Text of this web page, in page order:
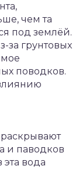
чем та
под землёй.
за грунтовых
поводков.
и паводков
эта вода